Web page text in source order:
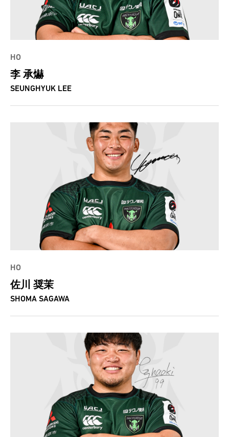
HO
李 承爀
SEUNGHYUK LEE
HO
佐川 奨茉
SHOMA SAGAWA